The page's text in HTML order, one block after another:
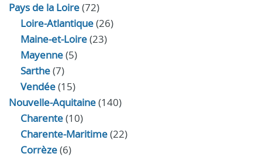
Pays de la Loire(72)
Loire-Atlantique(26)
Maine-et-Loire(23)
Mayenne(5)
Sarthe(7)
Vendée(15)
Nouvelle-Aquitaine(140)
Charente(10)
Charente-Maritime(22)
Corrèze(6)